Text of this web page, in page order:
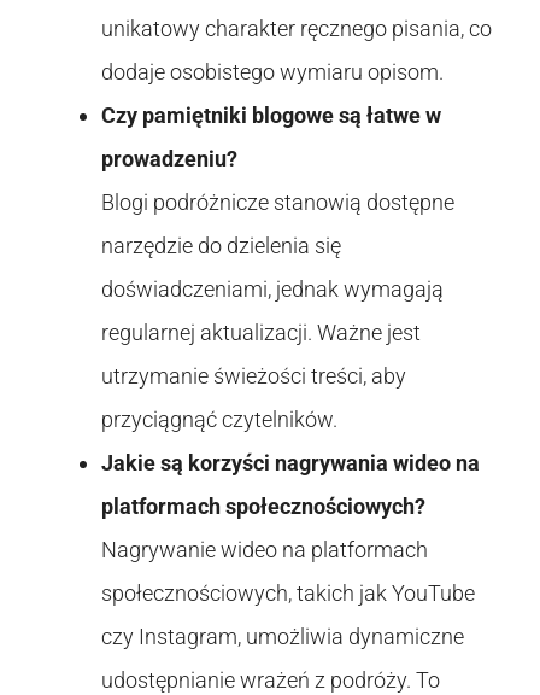
unikatowy charakter ręcznego pisania, co
dodaje osobistego wymiaru opisom.
Czy pamiętniki blogowe są łatwe w
prowadzeniu?
Blogi podróżnicze stanowią dostępne
narzędzie do dzielenia się
doświadczeniami, jednak wymagają
regularnej aktualizacji. Ważne jest
utrzymanie świeżości treści, aby
przyciągnąć czytelników.
Jakie są korzyści nagrywania wideo na
platformach społecznościowych?
Nagrywanie wideo na platformach
społecznościowych, takich jak YouTube
czy Instagram, umożliwia dynamiczne
udostępnianie wrażeń z podróży. To